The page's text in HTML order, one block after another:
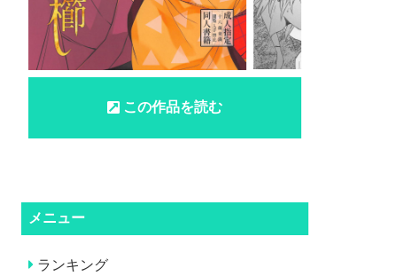
この作品を読む
メニュー
ランキング